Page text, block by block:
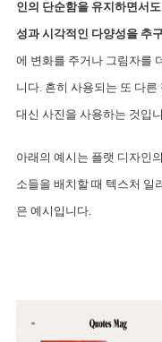
인의 단순함을 유지하면서
성과 시각적인 다양성을 추
에 변화를 주거나 그림자를
니다. 흔히 사용되는 또 다
대신 사진을 사용하는 것입
아래의 예시는 플랫 디자인
소들을 배치할 때 텍스처 일
은 예시입니다.